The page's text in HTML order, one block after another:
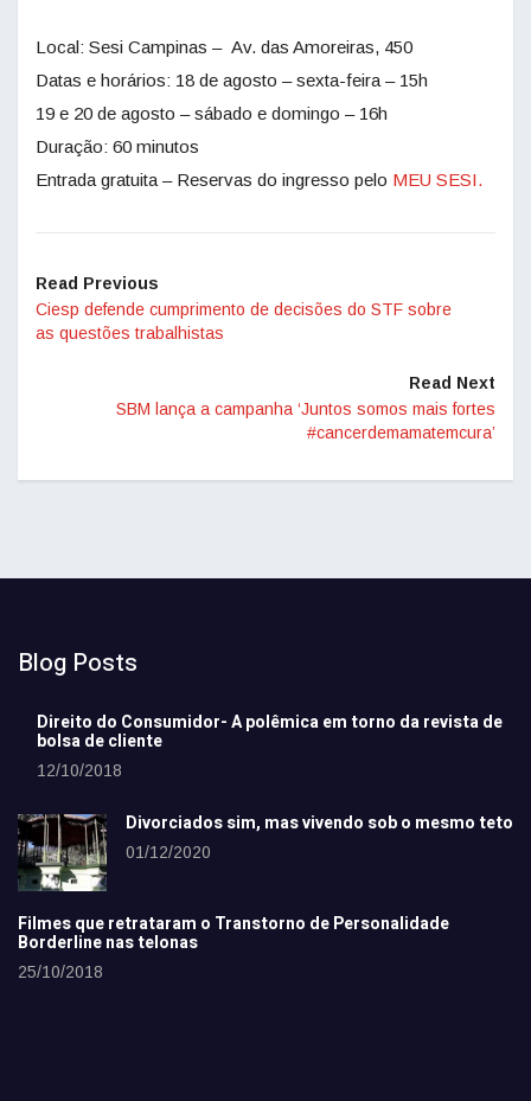
Local: Sesi Campinas – Av. das Amoreiras, 450
Datas e horários: 18 de agosto – sexta-feira – 15h
19 e 20 de agosto – sábado e domingo – 16h
Duração: 60 minutos
Entrada gratuita – Reservas do ingresso pelo MEU SESI.
Read Previous
Ciesp defende cumprimento de decisões do STF sobre
as questões trabalhistas
Read Next
SBM lança a campanha ‘Juntos somos mais fortes
#cancerdemamatemcura’
Blog Posts
Direito do Consumidor- A polêmica em torno da revista de
bolsa de cliente
12/10/2018
Divorciados sim, mas vivendo sob o mesmo teto
01/12/2020
Filmes que retrataram o Transtorno de Personalidade
Borderline nas telonas
25/10/2018